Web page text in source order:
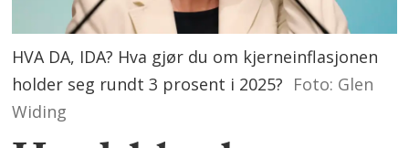
HVA DA, IDA? Hva gjør du om kjerneinflasjonen
holder seg rundt 3 prosent i 2025? Foto: Glen
Widing